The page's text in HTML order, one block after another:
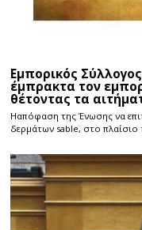
Εμπορικός
έμπρακτα τον
θέτοντας τα
Ηαπόφαση της Ένωσης να
δερμάτων sable, στο πλαίσιο